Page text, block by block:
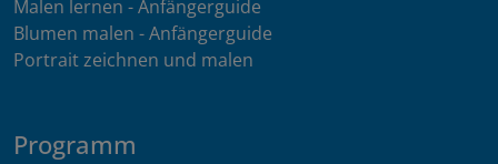
Malen lernen - Anfängerguide
Blumen malen - Anfängerguide
Portrait zeichnen und malen
Programm